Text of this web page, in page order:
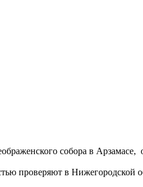
собора в Арзамасе,
проверяют в Нижегородской